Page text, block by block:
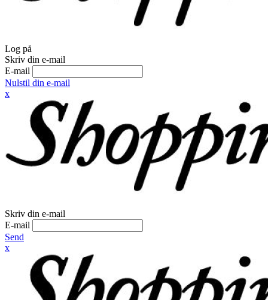
Log på
Skriv din e-mail
E-mail
Nulstil din e-mail
x
Skriv din e-mail
E-mail
Send
x